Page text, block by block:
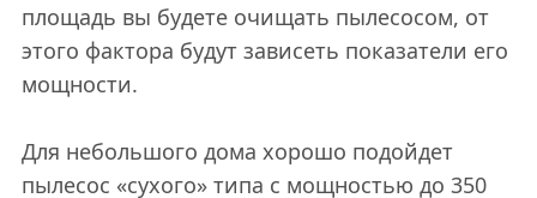
площадь вы будете очищать пылесосом, от
этого фактора будут зависеть показатели его
мощности.
Для небольшого дома хорошо подойдет
пылесос «сухого» типа с мощностью до 350